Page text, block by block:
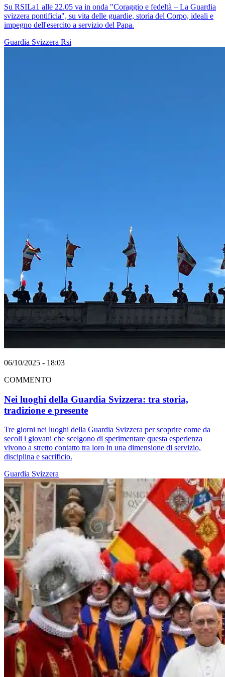
Su RSILa1 alle 22.05 va in onda "Coraggio e fedeltà – La Guardia
svizzera pontificia", su vita delle guardie, storia del Corpo, ideali e
impegno dell'esercito a servizio del Papa.
Guardia Svizzera Rsi
06/10/2025 - 18:03
COMMENTO
Nei luoghi della Guardia Svizzera: tra storia,
tradizione e presente
Tre giorni nei luoghi della Guardia Svizzera per scoprire come da
secoli i giovani che scelgono di sperimentare questa esperienza
vivono a stretto contatto tra loro in una dimensione di servizio,
disciplina e sacrificio.
Guardia Svizzera